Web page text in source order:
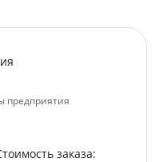
предприятия
заказа: